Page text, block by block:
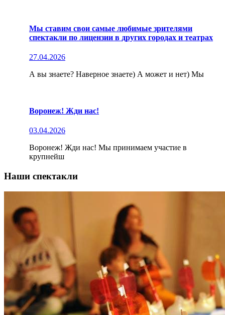
Мы ставим свои самые любимые зрителями
спектакли по лицензии в других городах и театрах
27.04.2026
А вы знаете? Наверное знаете) А может и нет) Мы
Воронеж! Жди нас!
03.04.2026
Воронеж! Жди нас! Мы принимаем участие в
крупнейш
Наши спектакли